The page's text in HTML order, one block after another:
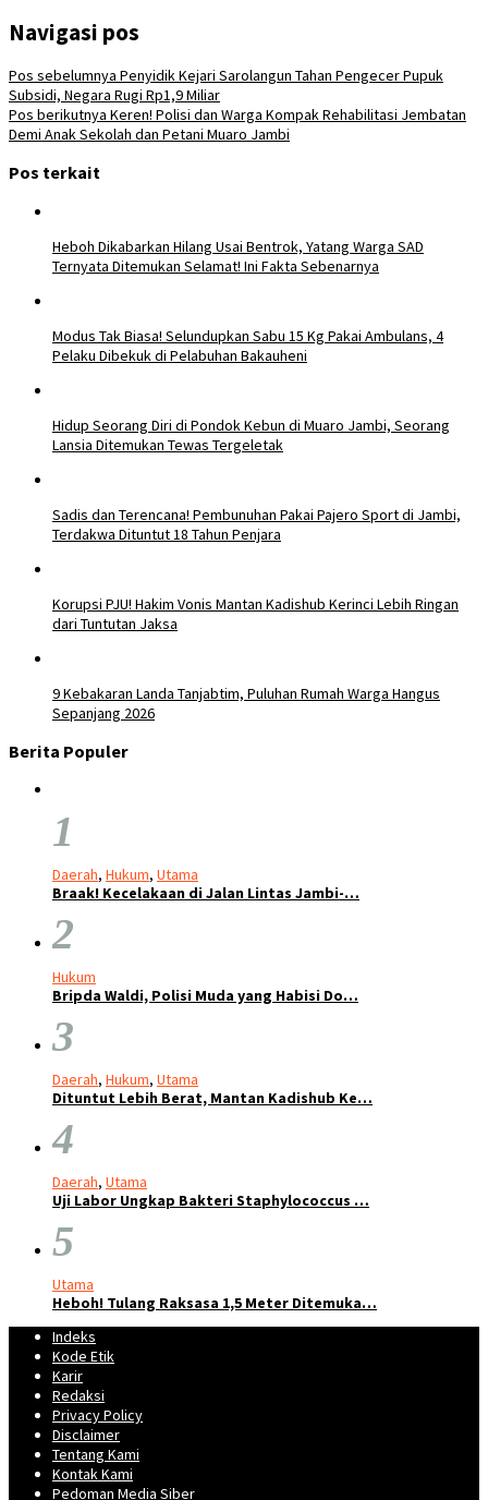
Navigasi pos
Pos sebelumnya Penyidik Kejari Sarolangun Tahan Pengecer Pupuk
Subsidi, Negara Rugi Rp1,9 Miliar
Pos berikutnya Keren! Polisi dan Warga Kompak Rehabilitasi Jembatan
Demi Anak Sekolah dan Petani Muaro Jambi
Pos terkait
Heboh Dikabarkan Hilang Usai Bentrok, Yatang Warga SAD
Ternyata Ditemukan Selamat! Ini Fakta Sebenarnya
Modus Tak Biasa! Selundupkan Sabu 15 Kg Pakai Ambulans, 4
Pelaku Dibekuk di Pelabuhan Bakauheni
Hidup Seorang Diri di Pondok Kebun di Muaro Jambi, Seorang
Lansia Ditemukan Tewas Tergeletak
Sadis dan Terencana! Pembunuhan Pakai Pajero Sport di Jambi,
Terdakwa Dituntut 18 Tahun Penjara
Korupsi PJU! Hakim Vonis Mantan Kadishub Kerinci Lebih Ringan
dari Tuntutan Jaksa
9 Kebakaran Landa Tanjabtim, Puluhan Rumah Warga Hangus
Sepanjang 2026
Berita Populer
1
Daerah, Hukum, Utama
Braak! Kecelakaan di Jalan Lintas Jambi-…
2
Hukum
Bripda Waldi, Polisi Muda yang Habisi Do…
3
Daerah, Hukum, Utama
Dituntut Lebih Berat, Mantan Kadishub Ke…
4
Daerah, Utama
Uji Labor Ungkap Bakteri Staphylococcus …
5
Utama
Heboh! Tulang Raksasa 1,5 Meter Ditemuka…
Indeks
Kode Etik
Karir
Redaksi
Privacy Policy
Disclaimer
Tentang Kami
Kontak Kami
Pedoman Media Siber